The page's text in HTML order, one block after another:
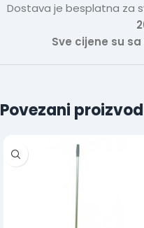
Dostava je besplatna za
Sve cijene su
Povezani